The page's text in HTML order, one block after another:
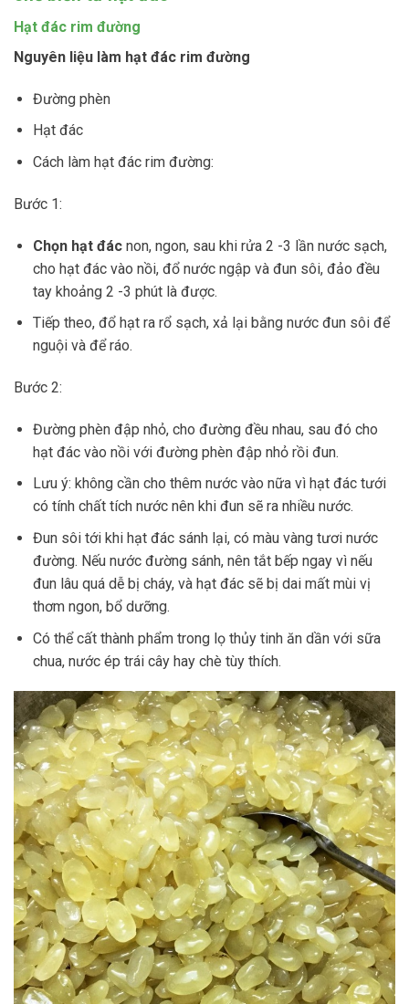
Hạt đác rim đường
Nguyên liệu làm hạt đác rim đường
Đường phèn
Hạt đác
Cách làm hạt đác rim đường:
Bước 1:
Chọn hạt đácnon, ngon, sau khi rửa 2 -3 lần nước sạch,
cho hạt đác vào nồi, đổ nước ngập và đun sôi, đảo đều
tay khoảng 2 -3 phút là được.
Tiếp theo, đổ hạt ra rổ sạch, xả lại bằng nước đun sôi để
nguội và để ráo.
Bước 2:
Đường phèn đập nhỏ, cho đường đều nhau, sau đó cho
hạt đác vào nồi với đường phèn đập nhỏ rồi đun.
Lưu ý: không cần cho thêm nước vào nữa vì hạt đác tưới
có tính chất tích nước nên khi đun sẽ ra nhiều nước.
Đun sôi tới khi hạt đác sánh lại, có màu vàng tươi nước
đường. Nếu nước đường sánh, nên tắt bếp ngay vì nếu
đun lâu quá dễ bị cháy, và hạt đác sẽ bị dai mất mùi vị
thơm ngon, bổ dưỡng.
Có thể cất thành phẩm trong lọ thủy tinh ăn dần với sữa
chua, nước ép trái cây hay chè tùy thích.